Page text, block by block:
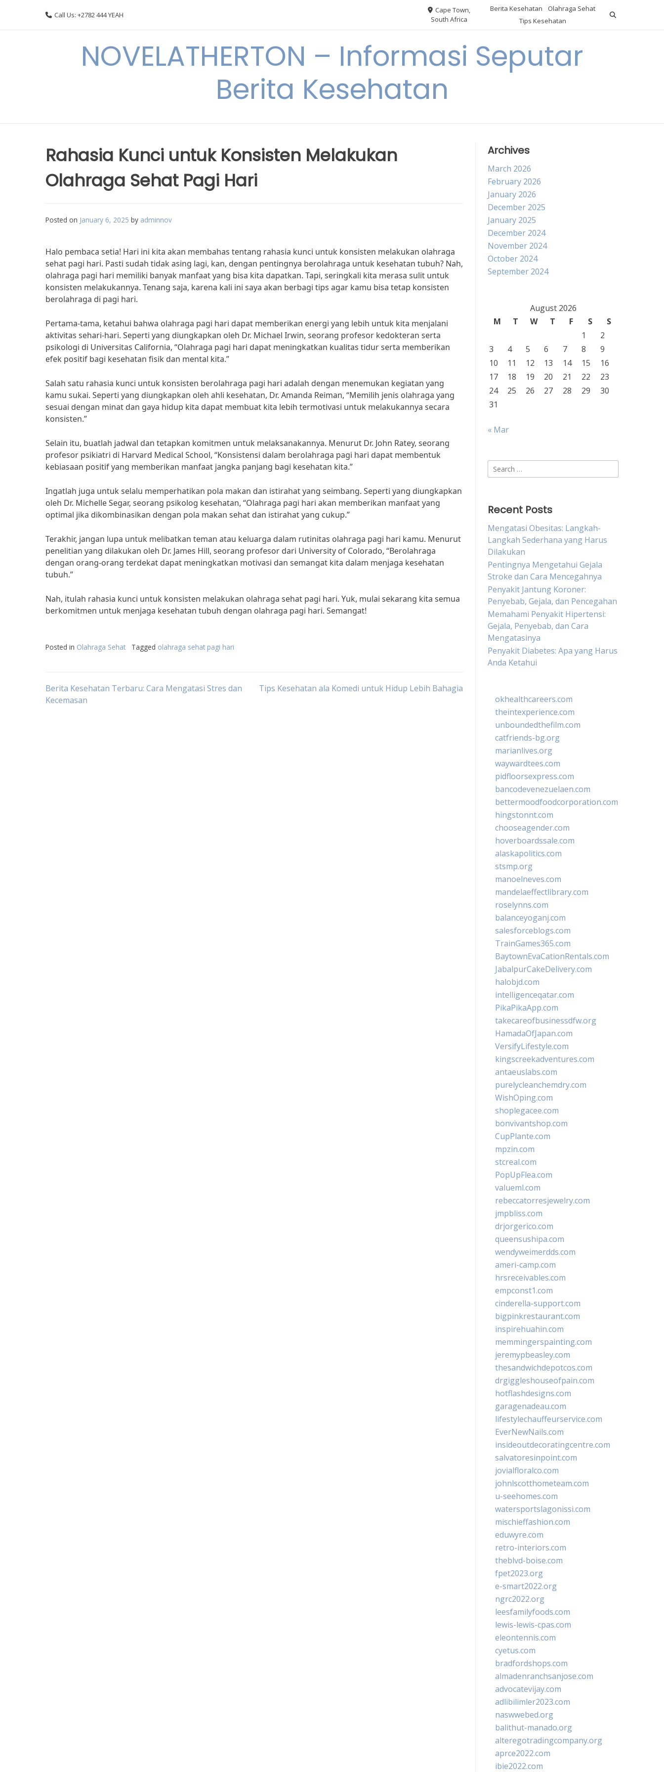
Call Us: +2782 444 YEAH
Cape Town,
South Africa
Berita Kesehatan
Olahraga Sehat
Tips Kesehatan
NOVELATHERTON – Informasi Seputar
Berita Kesehatan
Rahasia Kunci untuk Konsisten Melakukan
Olahraga Sehat Pagi Hari
Posted on January 6, 2025 by adminnov
Halo pembaca setia! Hari ini kita akan membahas tentang rahasia kunci untuk konsisten melakukan olahraga
sehat pagi hari. Pasti sudah tidak asing lagi, kan, dengan pentingnya berolahraga untuk kesehatan tubuh? Nah,
olahraga pagi hari memiliki banyak manfaat yang bisa kita dapatkan. Tapi, seringkali kita merasa sulit untuk
konsisten melakukannya. Tenang saja, karena kali ini saya akan berbagi tips agar kamu bisa tetap konsisten
berolahraga di pagi hari.
Pertama-tama, ketahui bahwa olahraga pagi hari dapat memberikan energi yang lebih untuk kita menjalani
aktivitas sehari-hari. Seperti yang diungkapkan oleh Dr. Michael Irwin, seorang profesor kedokteran serta
psikologi di Universitas California, “Olahraga pagi hari dapat meningkatkan kualitas tidur serta memberikan
efek positif bagi kesehatan fisik dan mental kita.”
Salah satu rahasia kunci untuk konsisten berolahraga pagi hari adalah dengan menemukan kegiatan yang
kamu sukai. Seperti yang diungkapkan oleh ahli kesehatan, Dr. Amanda Reiman, “Memilih jenis olahraga yang
sesuai dengan minat dan gaya hidup kita dapat membuat kita lebih termotivasi untuk melakukannya secara
konsisten.”
Selain itu, buatlah jadwal dan tetapkan komitmen untuk melaksanakannya. Menurut Dr. John Ratey, seorang
profesor psikiatri di Harvard Medical School, “Konsistensi dalam berolahraga pagi hari dapat membentuk
kebiasaan positif yang memberikan manfaat jangka panjang bagi kesehatan kita.”
Ingatlah juga untuk selalu memperhatikan pola makan dan istirahat yang seimbang. Seperti yang diungkapkan
oleh Dr. Michelle Segar, seorang psikolog kesehatan, “Olahraga pagi hari akan memberikan manfaat yang
optimal jika dikombinasikan dengan pola makan sehat dan istirahat yang cukup.”
Terakhir, jangan lupa untuk melibatkan teman atau keluarga dalam rutinitas olahraga pagi hari kamu. Menurut
penelitian yang dilakukan oleh Dr. James Hill, seorang profesor dari University of Colorado, “Berolahraga
dengan orang-orang terdekat dapat meningkatkan motivasi dan semangat kita dalam menjaga kesehatan
tubuh.”
Nah, itulah rahasia kunci untuk konsisten melakukan olahraga sehat pagi hari. Yuk, mulai sekarang kita semua
berkomitmen untuk menjaga kesehatan tubuh dengan olahraga pagi hari. Semangat!
Posted in Olahraga Sehat Tagged olahraga sehat pagi hari
Post
Berita Kesehatan Terbaru: Cara Mengatasi Stres dan
Kecemasan
Tips Kesehatan ala Komedi untuk Hidup Lebih Bahagia
Archives
March 2026
February 2026
January 2026
December 2025
January 2025
December 2024
November 2024
October 2024
September 2024
August 2026
M
T W T F S
S
1
2
3
4 5 6 7 8
9
10
11 12 13 14 15
16
17
18 19 20 21 22
23
24
25 26 27 28 29
30
31
« Mar
Search
for:
Recent Posts
Mengatasi Obesitas: Langkah-
Langkah Sederhana yang Harus
Dilakukan
Pentingnya Mengetahui Gejala
Stroke dan Cara Mencegahnya
Penyakit Jantung Koroner:
Penyebab, Gejala, dan Pencegahan
Memahami Penyakit Hipertensi:
Gejala, Penyebab, dan Cara
Mengatasinya
Penyakit Diabetes: Apa yang Harus
Anda Ketahui
okhealthcareers.com
theintexperience.com
unboundedthefilm.com
catfriends-bg.org
marianlives.org
waywardtees.com
pidfloorsexpress.com
bancodevenezuelaen.com
bettermoodfoodcorporation.com
hingstonnt.com
chooseagender.com
hoverboardssale.com
alaskapolitics.com
stsmp.org
manoelneves.com
mandelaeffectlibrary.com
roselynns.com
balanceyoganj.com
salesforceblogs.com
TrainGames365.com
BaytownEvaCationRentals.com
JabalpurCakeDelivery.com
halobjd.com
intelligenceqatar.com
PikaPikaApp.com
takecareofbusinessdfw.org
HamadaOfJapan.com
VersifyLifestyle.com
kingscreekadventures.com
antaeuslabs.com
purelycleanchemdry.com
WishOping.com
shoplegacee.com
bonvivantshop.com
CupPlante.com
mpzin.com
stcreal.com
PopUpFlea.com
valueml.com
rebeccatorresjewelry.com
jmpbliss.com
drjorgerico.com
queensushipa.com
wendyweimerdds.com
ameri-camp.com
hrsreceivables.com
empconst1.com
cinderella-support.com
bigpinkrestaurant.com
inspirehuahin.com
memmingerspainting.com
jeremypbeasley.com
thesandwichdepotcos.com
drgiggleshouseofpain.com
hotflashdesigns.com
garagenadeau.com
lifestylechauffeurservice.com
EverNewNails.com
insideoutdecoratingcentre.com
salvatoresinpoint.com
jovialfloralco.com
johnlscotthometeam.com
u-seehomes.com
watersportslagonissi.com
mischieffashion.com
eduwyre.com
retro-interiors.com
theblvd-boise.com
fpet2023.org
e-smart2022.org
ngrc2022.org
leesfamilyfoods.com
lewis-lewis-cpas.com
eleontennis.com
cyetus.com
bradfordshops.com
almadenranchsanjose.com
advocatevijay.com
adlibilimler2023.com
naswwebed.org
balithut-manado.org
alteregotradingcompany.org
aprce2022.com
ibie2022.com